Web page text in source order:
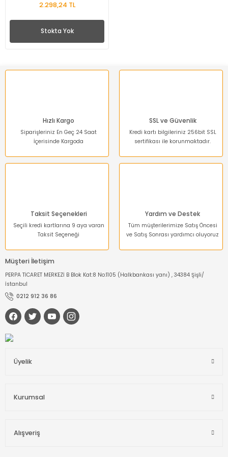
2.298,24 TL
Stokta Yok
Hızlı Kargo
Siparişleriniz En Geç 24 Saat
İçerisinde Kargoda
SSL ve Güvenlik
Kredi kartı bilgileriniz 256bit SSL
sertifikası ile korunmaktadır.
Taksit Seçenekleri
Seçili kredi kartlarına 9 aya varan
Taksit Seçeneği
Yardım ve Destek
Tüm müşterilerimize Satış Öncesi
ve Satış Sonrası yardımcı oluyoruz
Müşteri İletişim
PERPA TİCARET MERKEZİ B Blok Kat:8 No:1105 (Halkbankası yanı) , 34384 Şişli/
İstanbul
0212 912 36 86
Üyelik
Kurumsal
Alışveriş